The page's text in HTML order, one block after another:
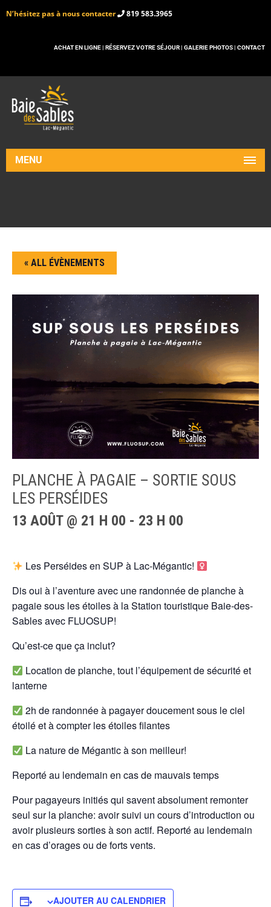
N’hésitez pas à nous contacter 819 583.3965
ACHAT EN LIGNE | RÉSERVEZ VOTRE SÉJOUR | GALERIE PHOTOS | CONTACT
MENU
« ALL ÉVÈNEMENTS
PLANCHE À PAGAIE – SORTIE SOUS
LES PERSÉIDES
13 AOÛT @ 21 H 00 - 23 H 00
Les Perséides en SUP à Lac-Mégantic! ‍
Dis oui à l’aventure avec une randonnée de planche à
pagaie sous les étoiles à la Station touristique Baie-des-
Sables avec FLUOSUP!
Qu’est-ce que ça inclut?
Location de planche, tout l’équipement de sécurité et
lanterne
2h de randonnée à pagayer doucement sous le ciel
étoilé et à compter les étoiles filantes
La nature de Mégantic à son meilleur!
Reporté au lendemain en cas de mauvais temps
Pour pagayeurs initiés qui savent absolument remonter
seul sur la planche: avoir suivi un cours d’introduction ou
avoir plusieurs sorties à son actif. Reporté au lendemain
en cas d’orages ou de forts vents.
AJOUTER AU CALENDRIER